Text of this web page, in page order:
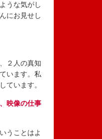
うな気がし
にお見せし
２人の真知
います。私
ています。
映像の仕事
うことはよ